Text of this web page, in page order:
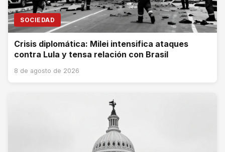
SOCIEDAD
Crisis diplomática: Milei intensifica ataques
contra Lula y tensa relación con Brasil
8 de agosto de 2026